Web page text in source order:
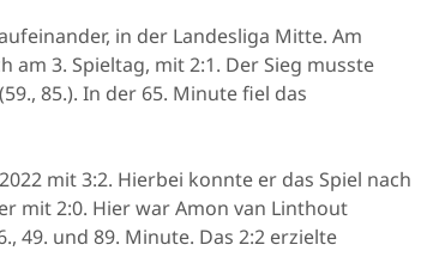
in der Landesliga Mitte. Am
am 3. Spieltag, mit 2:1. Der Sieg musste
85.). In der 65. Minute fiel das
mit 3:2. Hierbei konnte er das Spiel nach
mit 2:0. Hier war Amon van Linthout
49. und 89. Minute. Das 2:2 erzielte